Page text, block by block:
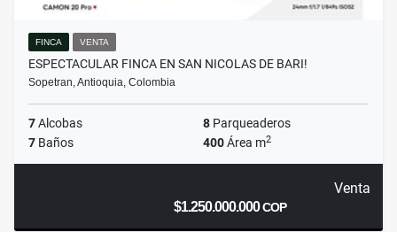
FINCA VENTA
ESPECTACULAR FINCA EN SAN NICOLAS DE BARI!
Sopetran, Antioquia, Colombia
7Alcobas 8 Parqueaderos
7 Baños 400Área m2
Venta
$1.250.000.000COP